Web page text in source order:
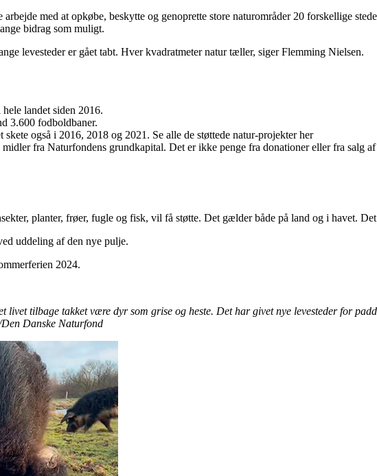
med at opkøbe, beskytte og genoprette store naturområder 20 forskellige
bidrag som muligt.
levesteder er gået tabt. Hver kvadratmeter natur tæller, siger Flemming Nielsen.
landet siden 2016.
3.600 fodboldbaner.
også i 2016, 2018 og 2021. Se alle de støttede natur-projekter her
fra Naturfondens grundkapital. Det er ikke penge fra donationer eller fra
planter, frøer, fugle og fisk, vil få støtte. Det gælder både på land og i havet.
uddeling af den nye pulje.
2024.
tilbage takket være dyr som grise og heste. Det har givet nye levesteder for
Danske Naturfond